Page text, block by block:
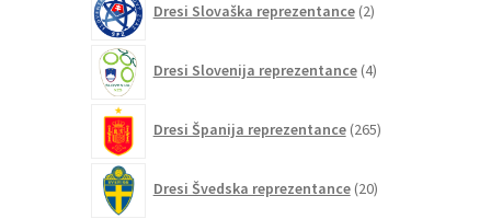
Dresi Slovaška reprezentance 2izdelka
Dresi Slovenija reprezentance 4izdelki
Dresi Španija reprezentance 265izdelkov
Dresi Švedska reprezentance 20izdelkov